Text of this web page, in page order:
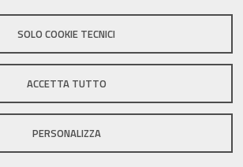
SOLO COOKIE TECNICI
ACCETTA TUTTO
PERSONALIZZA
Comune di Zola Predosa
DPO|Accessibilità